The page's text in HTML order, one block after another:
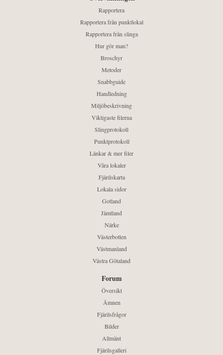
Rapportera
Rapportera från punktlokal
Rapportera från slinga
Hur gör man?
Broschyr
Metoder
Snabbguide
Handledning
Miljöbeskrivning
Viktigaste filerna
Slingprotokoll
Punktprotokoll
Länkar & mer filer
Våra lokaler
Fjärilskarta
Lokala sidor
Gotland
Jämtland
Närke
Västerbotten
Västmanland
Västra Götaland
Forum
Översikt
Ämnen
Fjärilsfrågor
Bilder
Allmänt
Fjärilsgalleri